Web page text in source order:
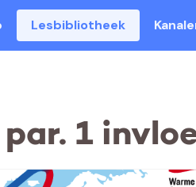
Lesbibliotheek
1